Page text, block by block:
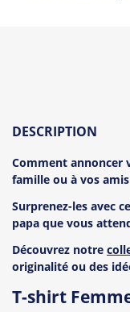
DESCRIPTION
Comment annoncer
famille ou à vos
Surprenez-les avec
papa que vous
Découvrez notre
originalité ou des
T-shirt